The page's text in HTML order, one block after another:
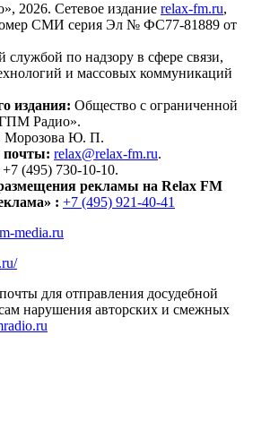
Сетевое издание relax-fm.ru,
СМИ серия Эл № ФС77-81889 от
службой по надзору в сфере связи,
и массовых коммуникаций
издания: Общество с ограниченной
Радио».
Морозова Ю. П.
почты: relax@relax-fm.ru.
+7 (495) 730-10-10.
рекламы на Relax FM
: +7 (495) 921-40-41
media.ru
для отправления досудебной
нарушения авторских и смежных